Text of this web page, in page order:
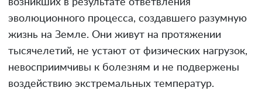
возникших в результате ответвления
эволюционного процесса, создавшего разумную
жизнь на Земле. Они живут на протяжении
тысячелетий, не устают от физических нагрузок,
невосприимчивы к болезням и не подвержены
воздействию экстремальных температур.